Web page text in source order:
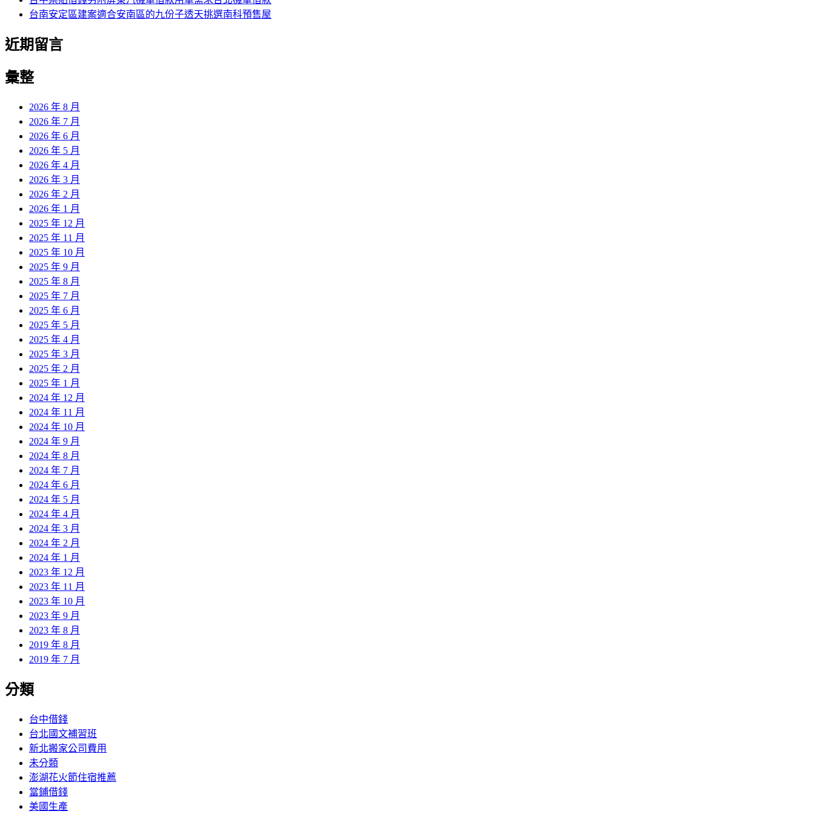
台南安定區建案適合安南區的九份子透天挑選南科預售屋
近期留言
彙整
2026 年 8 月
2026 年 7 月
2026 年 6 月
2026 年 5 月
2026 年 4 月
2026 年 3 月
2026 年 2 月
2026 年 1 月
2025 年 12 月
2025 年 11 月
2025 年 10 月
2025 年 9 月
2025 年 8 月
2025 年 7 月
2025 年 6 月
2025 年 5 月
2025 年 4 月
2025 年 3 月
2025 年 2 月
2025 年 1 月
2024 年 12 月
2024 年 11 月
2024 年 10 月
2024 年 9 月
2024 年 8 月
2024 年 7 月
2024 年 6 月
2024 年 5 月
2024 年 4 月
2024 年 3 月
2024 年 2 月
2024 年 1 月
2023 年 12 月
2023 年 11 月
2023 年 10 月
2023 年 9 月
2023 年 8 月
2019 年 8 月
2019 年 7 月
分類
台中借錢
台北國文補習班
新北搬家公司費用
未分類
澎湖花火節住宿推薦
當鋪借錢
美國生產